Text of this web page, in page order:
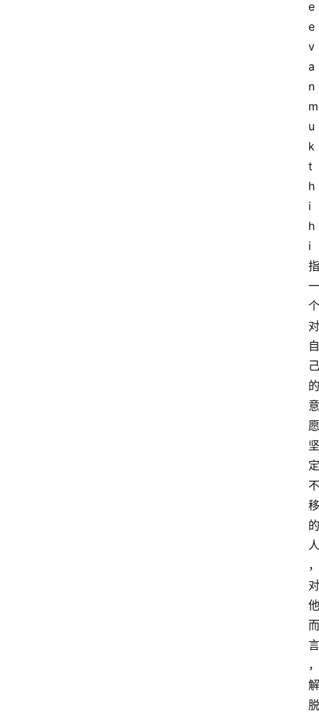
e
e
v
a
n
m
u
k
t
h
i
h
i
指
一
个
对
自
己
的
意
愿
坚
定
不
移
的
人
，
对
他
而
言
，
解
脱